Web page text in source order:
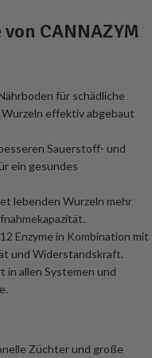
CANNAZYM
für schädliche
effektiv abgebaut
Sauerstoff- und
ein gesundes
lebenden Wurzeln mehr
Enzyme in Kombination mit
und Widerstandskraft.
in allen Systemen und
Züchter und große